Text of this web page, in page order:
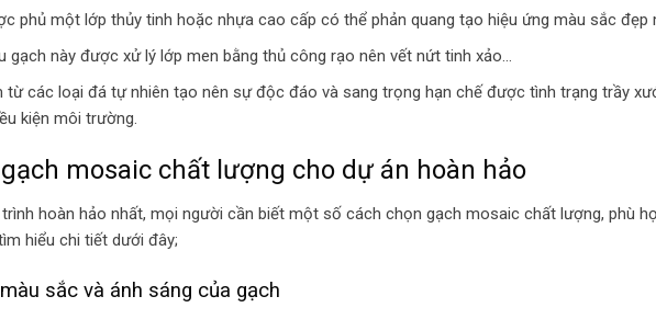
phủ một lớp thủy tinh hoặc nhựa cao cấp có thể phản quang tạo hiệu ứng màu sắc đẹp
gạch này được xử lý lớp men bằng thủ công rạo nên vết nứt tinh xảo…
từ các loại đá tự nhiên tạo nên sự độc đáo và sang trọng hạn chế được tình trạng trầy
kiện môi trường.
mosaic chất lượng cho dự án hoàn hảo
hoàn hảo nhất, mọi người cần biết một số cách chọn gạch mosaic chất lượng, phù
hiểu chi tiết dưới đây;
sắc và ánh sáng của gạch